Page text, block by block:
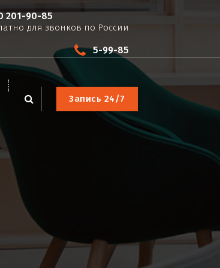
201-90-85
для звонков по России
5-99-85
Запись 24/7